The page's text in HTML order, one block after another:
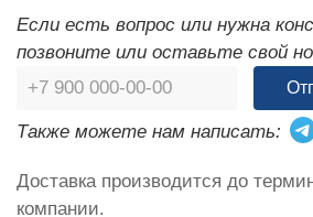
Если есть вопрос или нужна
позвоните или оставьте свой
Также можете нам написать:
Доставка производится до
компании.